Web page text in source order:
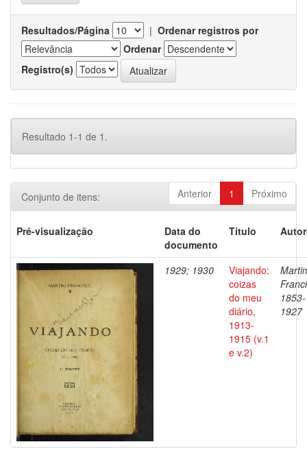
Resultados/Página | Ordenar registros por
Ordenar
Registro(s)
Resultado 1-1 de 1.
Anterior 1 Próximo
Conjunto de itens:
Pré-visualização
Data do
documento
Título
1929; 1930
Viajando:
coizas
do meu
diário,
1913-
1915 (v.1
e v.2)
1853-
1927